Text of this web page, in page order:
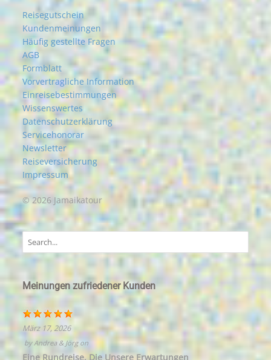
Reisegutschein
Kundenmeinungen
Häufig gestellte Fragen
AGB
Formblatt
Vorvertragliche Information
Einreisebestimmungen
Wissenswertes
Datenschutzerklärung
Servicehonorar
Newsletter
Reiseversicherung
Impressum
© 2026 Jamaikatour
Meinungen zufriedener Kunden
März 17, 2026
by Andrea & Jörgon
Eine Rundreise, Die Unsere Erwartungen